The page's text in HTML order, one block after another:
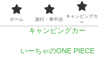
ホーム
キャンピングカー
いーちゃのONE PIECE
ホーム 旅行・車中泊
キャンピングカ
ー